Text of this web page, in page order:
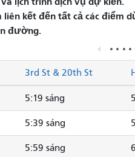
kết đến tất cả các
đường.
3rd St & 20th St
5:19 sáng
5:39 sáng
5:59 sáng